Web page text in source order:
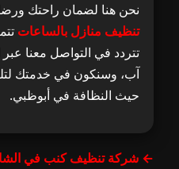
نحن هنا لضمان راحتك
تنظيف منازل بالساعات
تتردد في التواصل معنا عبر
آب، وسنكون في خدمتك
حيث النظافة في أبوظبي.
← شركة تنظيف كنب في